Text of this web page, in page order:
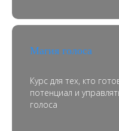
Магия голоса
Курс для тех, кто
потенциал и
голоса